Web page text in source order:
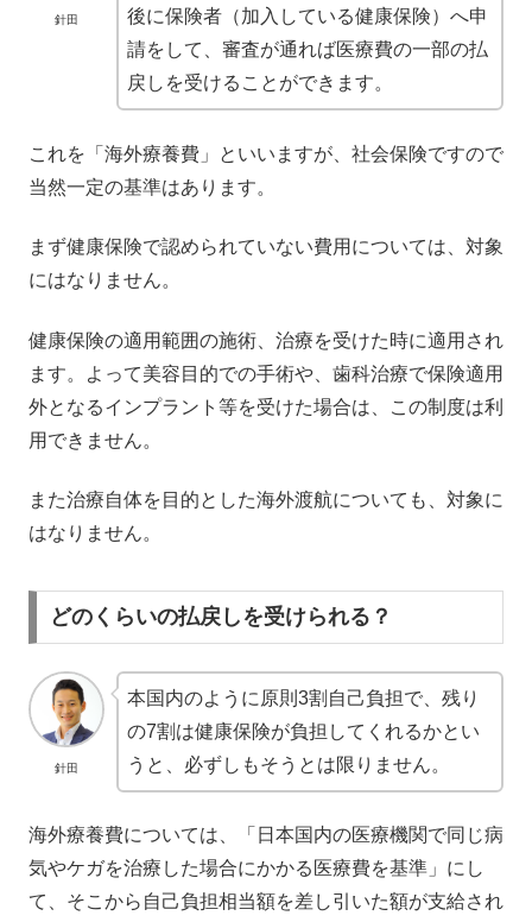
針田
後に保険者（加入している健康保険）へ申
請をして、審査が通れば医療費の一部の払
戻しを受けることができます。
これを「海外療養費」といいますが、社会保険ですので
当然一定の基準はあります。
まず健康保険で認められていない費用については、対象
にはなりません。
健康保険の適用範囲の施術、治療を受けた時に適用され
ます。よって美容目的での手術や、歯科治療で保険適用
外となるインプラント等を受けた場合は、この制度は利
用できません。
また治療自体を目的とした海外渡航についても、対象に
はなりません。
どのくらいの払戻しを受けられる？
針田
本国内のように原則3割自己負担で、残り
の7割は健康保険が負担してくれるかとい
うと、必ずしもそうとは限りません。
海外療養費については、「日本国内の医療機関で同じ病
気やケガを治療した場合にかかる医療費を基準」にし
て、そこから自己負担相当額を差し引いた額が支給され